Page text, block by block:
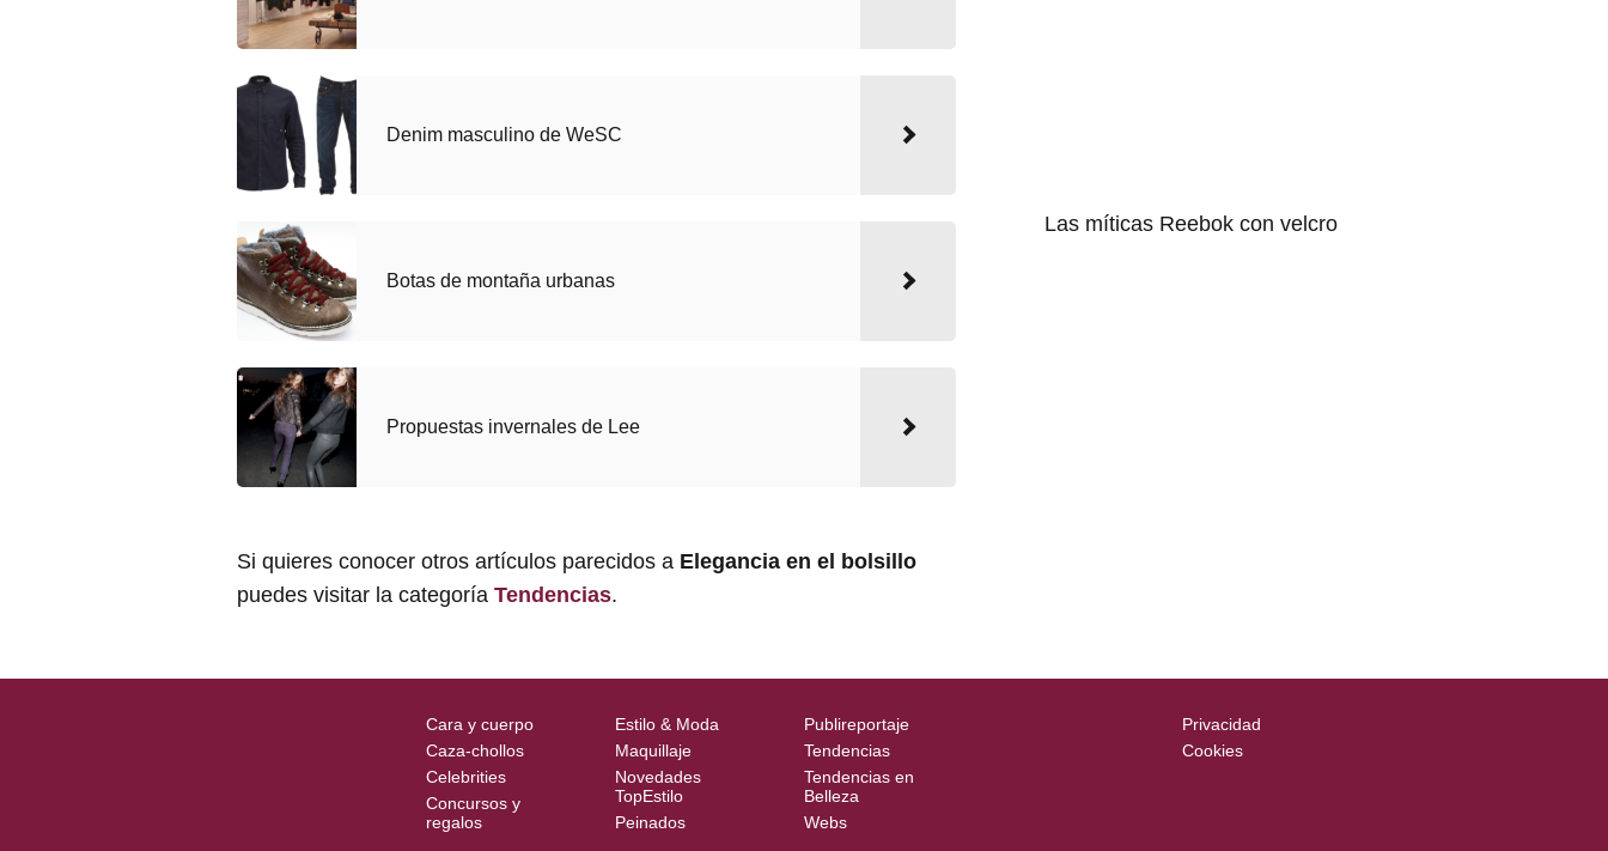
Denim masculino de WeSC
Botas de montaña urbanas
Propuestas invernales de Lee
Si quieres conocer otros artículos parecidos a Elegancia en el bolsillo
puedes visitar la categoría Tendencias.
Las míticas Reebok con velcro
Cara y cuerpo
Caza-chollos
Celebrities
Concursos y
regalos
Estilo & Moda
Maquillaje
Novedades
TopEstilo
Peinados
Publireportaje
Tendencias
Tendencias en
Belleza
Webs
Privacidad
Cookies